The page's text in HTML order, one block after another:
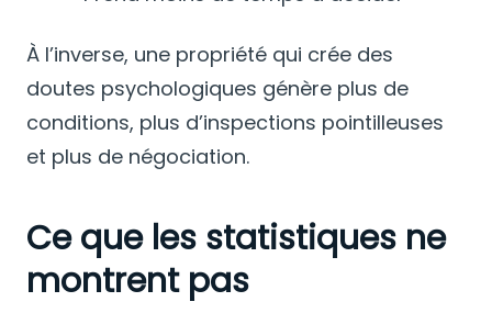
À l’inverse, une propriété qui crée des
doutes psychologiques génère plus de
conditions, plus d’inspections pointilleuses
et plus de négociation.
Ce que les statistiques ne
montrent pas